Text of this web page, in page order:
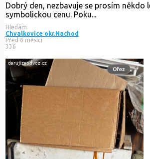
Dobrý den, nezbavuje se prosím někdo
symbolickou cenu. Poku...
Hledám
Chvalkovice okr.Nachod
Před 6 měsíci
336